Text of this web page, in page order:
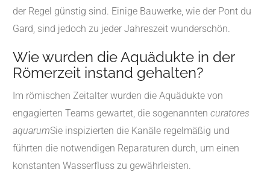
der Regel günstig sind. Einige Bauwerke, wie der Pont du
Gard, sind jedoch zu jeder Jahreszeit wunderschön.
Wie wurden die Aquädukte in der
Römerzeit instand gehalten?
Im römischen Zeitalter wurden die Aquädukte von
engagierten Teams gewartet, die sogenannten curatores
aquarumSie inspizierten die Kanäle regelmäßig und
führten die notwendigen Reparaturen durch, um einen
konstanten Wasserfluss zu gewährleisten.